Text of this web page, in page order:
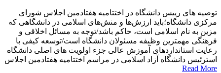
توصیه های رییس دانشگاه در اختتامیه هفتادمین اجلاس شورای
مرکزی دانشگاه؛باید ارزش‌ها و منش‌های اسلامی در دانشگاهی که
مزین به نام اسلامی است، حاکم باشد/توجه به مسائل اخلاقی و
فرهنگی مهمترین وظیفه مسئولان دانشگاه است/توسعه کیفی با
رعایت استانداردهای آموزش عالی جزء اولویت های اصلی دانشگاه
استرئیس دانشگاه آزاد اسلامی در مراسم اختتامیه هفتادمین اجلاس
Read More